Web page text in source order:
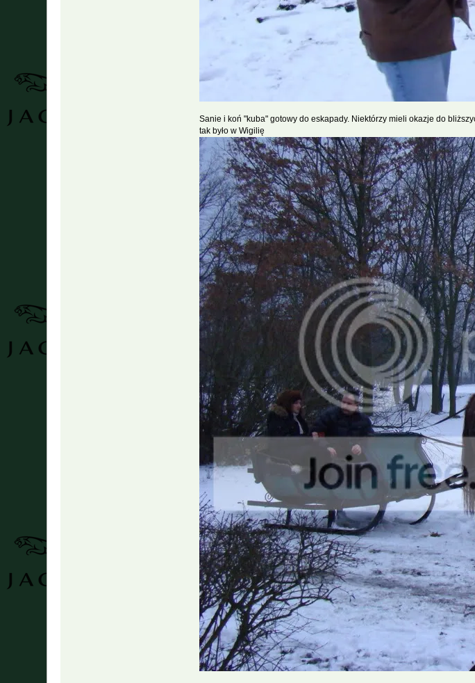
Sanie i koń "kuba" gotowy do eskapady. Niektórzy mieli okazje do
tak było w Wigilię